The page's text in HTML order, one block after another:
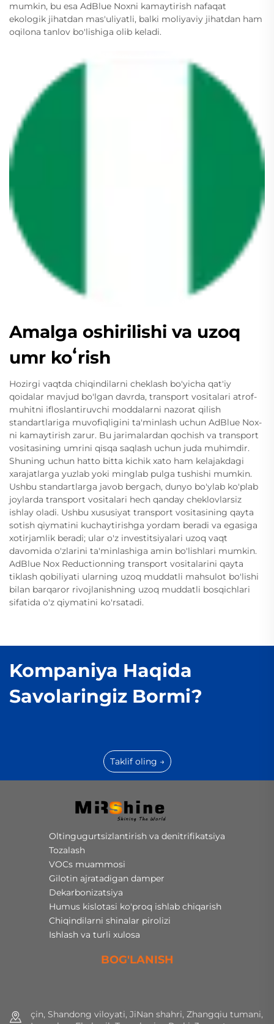
mumkin, bu esa AdBlue Noxni kamaytirish nafaqat
ekologik jihatdan mas'uliyatli, balki moliyaviy jihatdan ham
oqilona tanlov bo'lishiga olib keladi.
Amalga oshirilishi va uzoq
umr koʻrish
Hozirgi vaqtda chiqindilarni cheklash bo'yicha qat'iy
qoidalar mavjud bo'lgan davrda, transport vositalari atrof-
muhitni ifloslantiruvchi moddalarni nazorat qilish
standartlariga muvofiqligini ta'minlash uchun AdBlue Nox-
ni kamaytirish zarur. Bu jarimalardan qochish va transport
vositasining umrini qisqa saqlash uchun juda muhimdir.
Shuning uchun hatto bitta kichik xato ham kelajakdagi
xarajatlarga yuzlab yoki minglab pulga tushishi mumkin.
Ushbu standartlarga javob bergach, dunyo bo'ylab ko'plab
joylarda transport vositalari hech qanday cheklovlarsiz
ishlay oladi. Ushbu xususiyat transport vositasining qayta
sotish qiymatini kuchaytirishga yordam beradi va egasiga
xotirjamlik beradi; ular o'z investitsiyalari uzoq vaqt
davomida o'zlarini ta'minlashiga amin bo'lishlari mumkin.
AdBlue Nox Reductionning transport vositalarini qayta
tiklash qobiliyati ularning uzoq muddatli mahsulot bo'lishi
bilan barqaror rivojlanishning uzoq muddatli bosqichlari
sifatida o'z qiymatini ko'rsatadi.
Kompaniya Haqida
Savolaringiz Bormi?
Taklif oling →
Oltingugurtsizlantirish va denitrifikatsiya
Tozalash
VOCs muammosi
Gilotin ajratadigan damper
Dekarbonizatsiya
Humus kislotasi ko'proq ishlab chiqarish
Chiqindilarni shinalar pirolizi
Ishlash va turli xulosa
BOG'LANISH
çin, Shandong viloyati, JiNan shahri, Zhangqiu tumani,